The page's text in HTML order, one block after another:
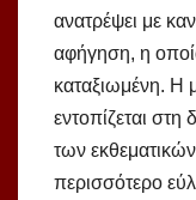
ανατρέψει με
αφήγηση, η
καταξιωμένη. Η
εντοπίζεται στη
των
περισσότερο